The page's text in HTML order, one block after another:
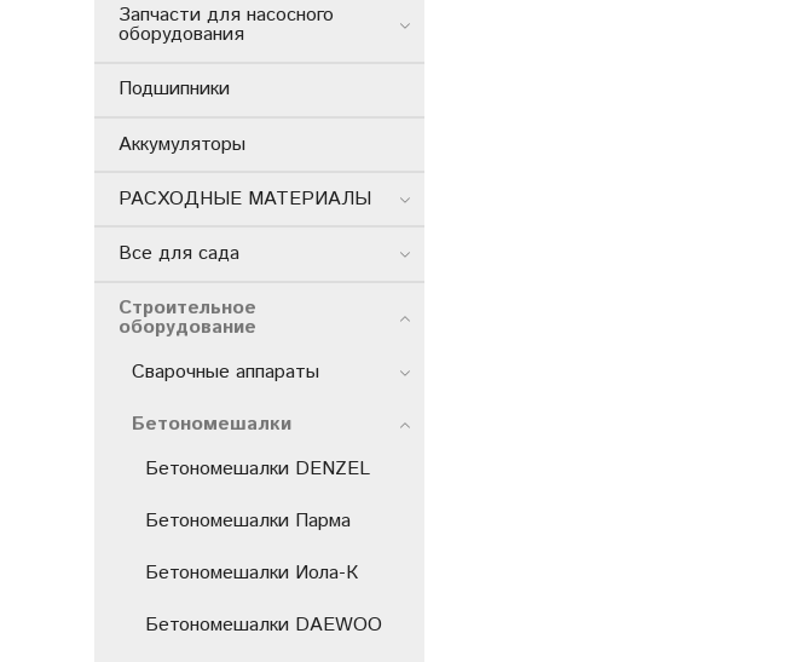
Запчасти для насосного
оборудования
Подшипники
Аккумуляторы
РАСХОДНЫЕ МАТЕРИАЛЫ
Все для сада
Строительное
оборудование
Сварочные аппараты
Бетономешалки
Бетономешалки DENZEL
Бетономешалки Парма
Бетономешалки Иола-К
Бетономешалки DAEWOO